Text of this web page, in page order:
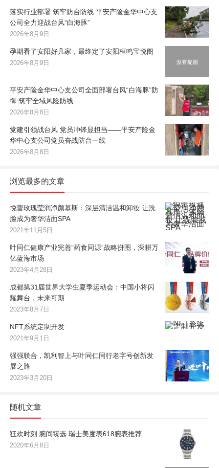
落实行业部署 筑牢防台防线 平安产险金华中心支
公司全力迎战台风“白海豚”
2026年8月9日
孕期看了安阳好几家，最终定了安阳桓鸣宝悦阁
2026年8月9日
平安产险金华中心支公司全面部署台风“白海豚”防
御 筑牢全域风险防线
2026年8月8日
党建引领战台风 党员冲锋显担当——平安产险金
华中心支公司党员奋战防台一线
2026年8月8日
浏览最多的文章
悦蕾玫瑰莹润净颜慕斯：深层清洁温和卸妆 让洗
脸成为奢华洁面SPA
2021年11月5日
叶同仁健康产业完善“药食同源”战略拼图，深耕万
亿蓝海市场
2023年4月28日
成都第31届世界大学生夏季运动会：中国小将闪
耀舞台，未来可期
2023年8月7日
NFT系统定制开发
2021年9月1日
强强联合，凯利智上与叶同仁同行老字号创新发
展之路
2023年3月20日
随机文章
狂欢时刻 腕间臻选 瑞士美度表618腕表推荐
2020年6月8日